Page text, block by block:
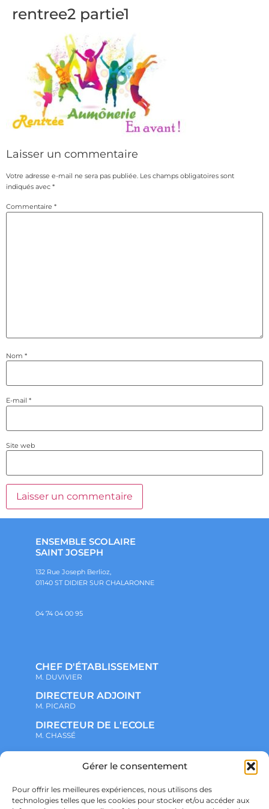
Gérer le consentement
Pour offrir les meilleures expériences, nous utilisons des
technologies telles que les cookies pour stocker et/ou accéder aux
rentree2 partie1
Laisser un commentaire
Votre adresse e-mail ne sera pas publiée. Les champs obligatoires sont
indiqués avec *
Commentaire *
Nom *
E-mail *
Site web
ENSEMBLE SCOLAIRE
SAINT JOSEPH
132 Rue Joseph Berlioz,
01140 ST DIDIER SUR CHALARONNE
04 74 04 00 95
CHEF D'ÉTABLISSEMENT
M. DUVIVIER
DIRECTEUR ADJOINT
M. PICARD
DIRECTEUR DE L'ECOLE
M. CHASSÉ
NOTRE ENSEMBLE SCOLAIRE
ADMINISTRATIF
VIE ASSOCIATIVE
PARTENARIATS